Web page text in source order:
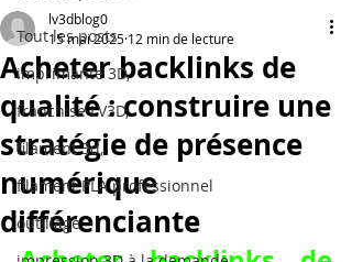
Tout les posts
imprimante 3D,
franchise LV3D,
filament 3d,
filament PLA professionnel
outillage
Acheter backlinks de
qualité : construire une
stratégie de présence
numérique
différenciante
lv3dblog0
15 mai 2025 12 min de lecture